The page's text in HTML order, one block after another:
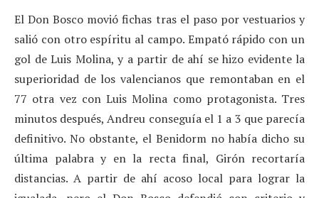
El Don Bosco movió fichas tras el paso por vestuarios y
salió con otro espíritu al campo. Empató rápido con un
gol de Luis Molina, y a partir de ahí se hizo evidente la
superioridad de los valencianos que remontaban en el
77 otra vez con Luis Molina como protagonista. Tres
minutos después, Andreu conseguía el 1 a 3 que parecía
definitivo. No obstante, el Benidorm no había dicho su
última palabra y en la recta final, Girón recortaría
distancias. A partir de ahí acoso local para lograr la